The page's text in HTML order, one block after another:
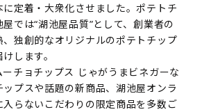
定着・大衆化させました。ポテトチ
では“湖池屋品質”として、創業者の
独創的なオリジナルのポテトチップ
します。
チョチップス じゃがうまビネガーな
プスや話題の新商品、湖池屋オンラ
らないこだわりの限定商品を多数ご